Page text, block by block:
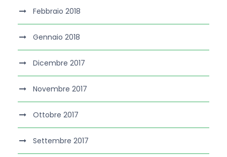
Febbraio 2018
Gennaio 2018
Dicembre 2017
Novembre 2017
Ottobre 2017
Settembre 2017